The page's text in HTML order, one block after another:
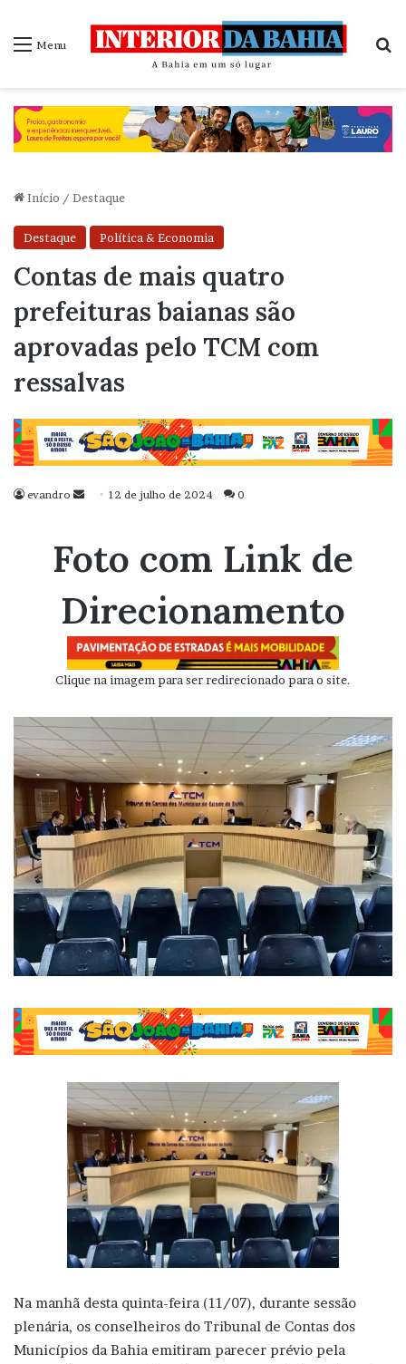
Menu
Início / Destaque
Destaque Política & Economia
Contas de mais quatro
prefeituras baianas são
aprovadas pelo TCM com
ressalvas
evandro
Mande
mail
12 de julho de 2024 0
Foto com Link de
Direcionamento
Clique na imagem para ser redirecionado para o site.
Na manhã desta quinta-feira (11/07), durante sessão
plenária, os conselheiros do Tribunal de Contas dos
Municípios da Bahia emitiram parecer prévio pela